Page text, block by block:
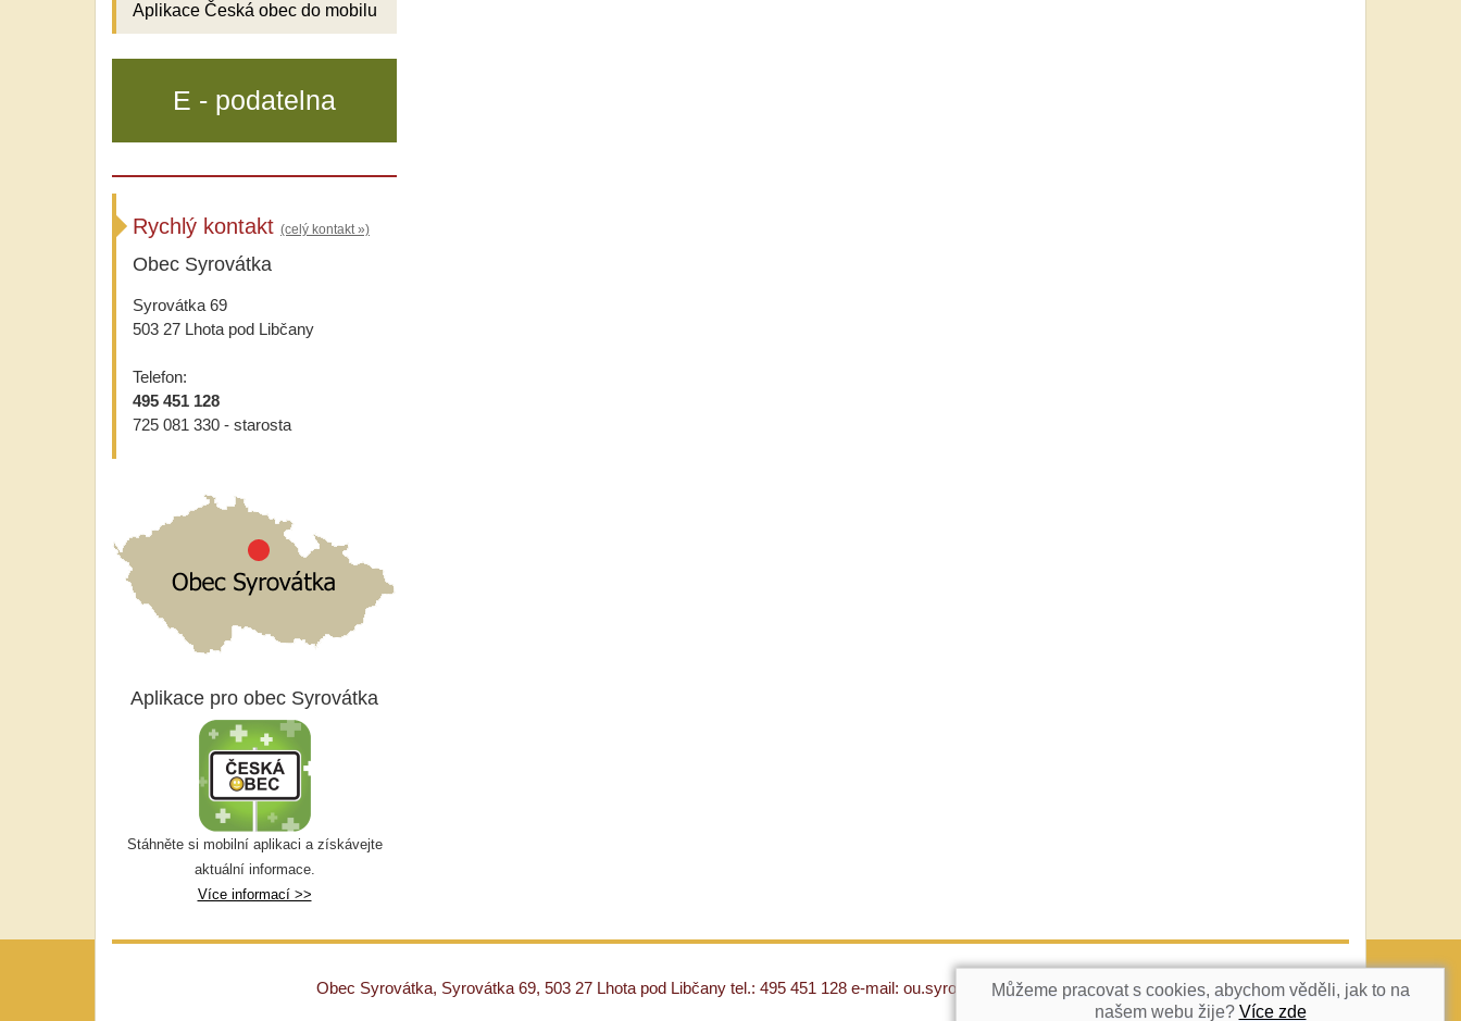
Aplikace Česká obec do mobilu
E - podatelna
Rychlý kontakt (celý kontakt »)
Obec Syrovátka
Syrovátka 69
503 27 Lhota pod Libčany
Telefon:
495 451 128
725 081 330 - starosta
Aplikace pro obec Syrovátka
Stáhněte si mobilní aplikaci a získávejte
aktuální informace.
Více informací >>
NAHORU
Obec Syrovátka, Syrovátka 69, 503 27 Lhota pod Libčany tel.: 495 451 128 e-mail: ou.syrovatka@c-box.czMůžeme pracovat s cookies, abychom věděli, jak to na
našem webu žije? Více zde